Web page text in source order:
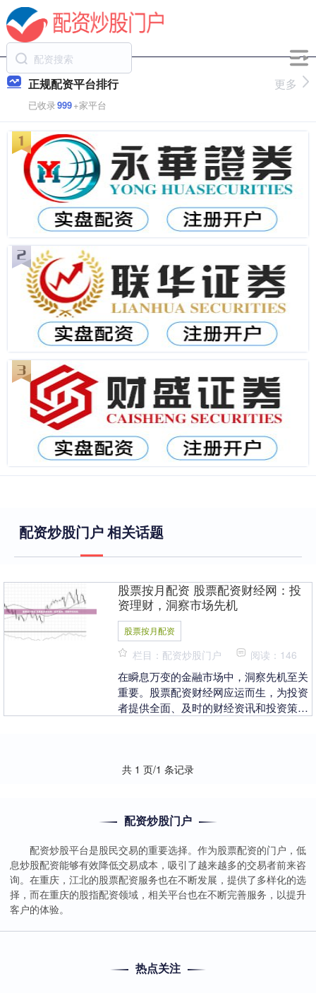
正规配资平台排行
已收录999+家平台
更多
配资炒股门户 相关话题
股票按月配资 股票配资财经网：投
资理财，洞察市场先机
股票按月配资
栏目：配资炒股门户 阅读：146
在瞬息万变的金融市场中，洞察先机至关
重要。股票配资财经网应运而生，为投资
者提供全面、及时的财经资讯和投资策
共 1 页/1 条记录
配资炒股门户
配资炒股平台是股民交易的重要选择。作为股票配资的门户，低
息炒股配资能够有效降低交易成本，吸引了越来越多的交易者前来咨
询。在重庆，江北的股票配资服务也在不断发展，提供了多样化的选
择，而在重庆的股指配资领域，相关平台也在不断完善服务，以提升
客户的体验。
热点关注